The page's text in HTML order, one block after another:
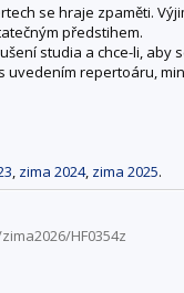
se hraje zpaměti.
předstihem.
studia a chce-li,
repertoáru,
, zima 2024, zima 2025.
HF0354z